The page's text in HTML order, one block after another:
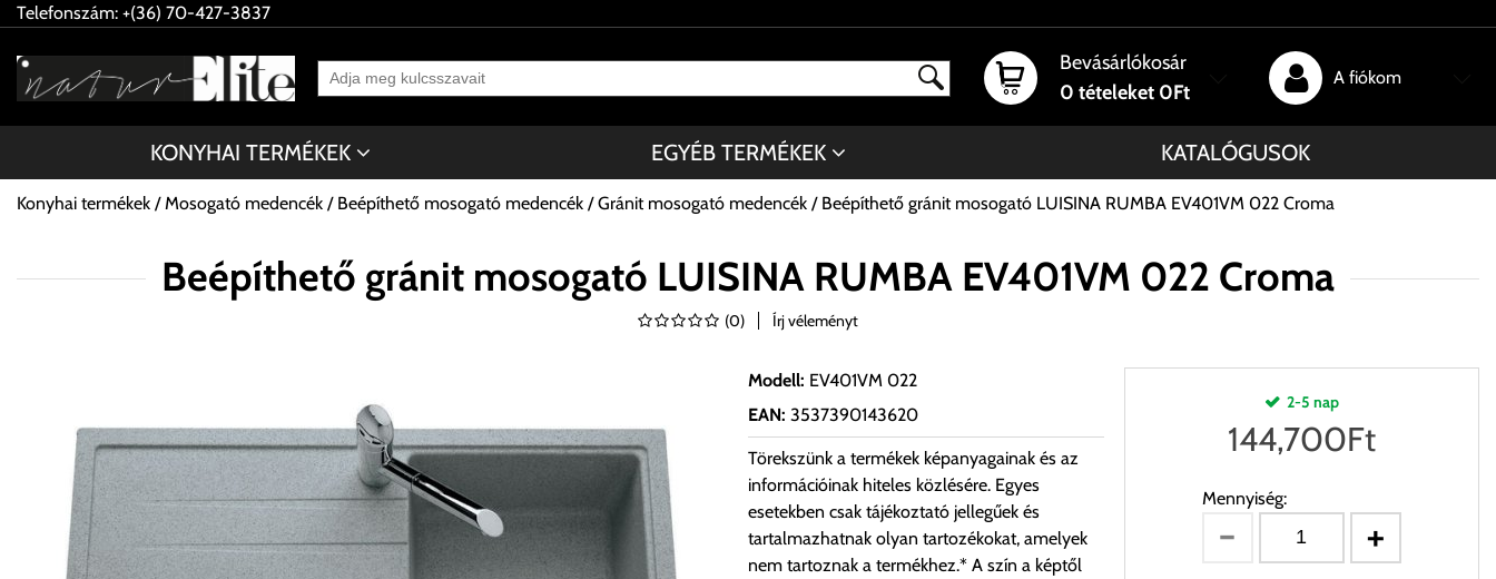
Telefonszám: +(36) 70-427-3837
Bevásárlókosár
0 tételeket 0Ft
A fiókom
KONYHAI TERMÉKEK EGYÉB TERMÉKEK KATALÓGUSOK
Konyhai termékek Mosogató medencék Beépíthető mosogató medencék Gránit mosogató medencék Beépíthető gránit mosogató LUISINA RUMBA EV401VM 022 Croma
Beépíthető gránit mosogató LUISINA RUMBA EV401VM 022 Croma
(0) Írj véleményt
Modell: EV401VM 022
EAN: 3537390143620
Törekszünk a termékek képanyagainak és az
információinak hiteles közlésére. Egyes
esetekben csak tájékoztató jellegűek és
tartalmazhatnak olyan tartozékokat, amelyek
nem tartoznak a termékhez.* A szín a képtől
2-5 nap
144,700Ft
Mennyiség: